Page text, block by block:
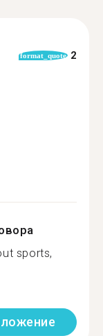
format_quote 2
sports,